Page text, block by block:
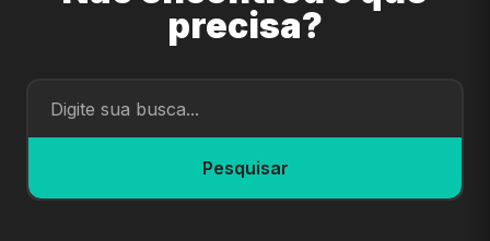
precisa?
Pesquisar